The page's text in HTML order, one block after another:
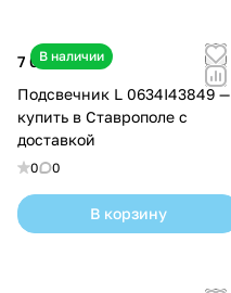
и
к
и
и
к
и
В наличии
7 000 ₽
Подсвечник L 0634I43849 —
купить в Ставрополе с
доставкой
0 0
В корзину